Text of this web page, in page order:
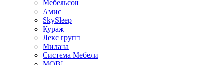
Мебельсон
Амис
SkySleep
Кураж
Лекс групп
Милана
Система Мебели